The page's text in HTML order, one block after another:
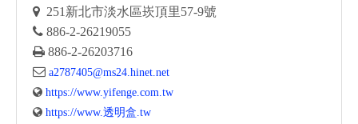
 251 新北市淡水區崁頂里57-9號
 886-2-26219055
 886-2-26203716
 a2787405@ms24.hinet.net
 https://www.yifenge.com.tw
 https://www.透明盒.tw